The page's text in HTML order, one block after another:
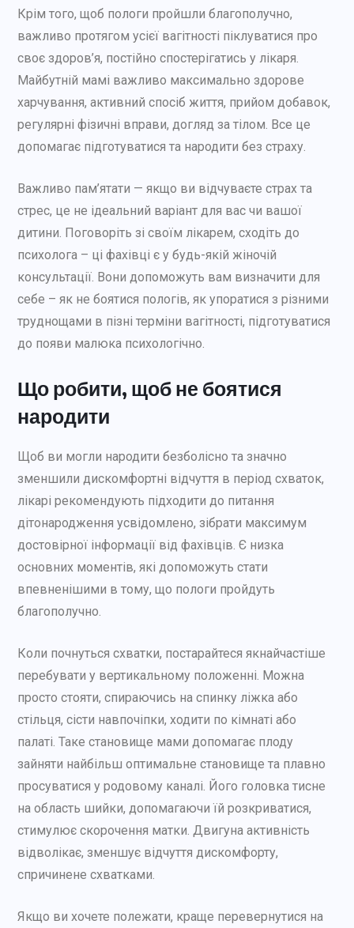
Крім того, щоб пологи пройшли благополучно,
важливо протягом усієї вагітності піклуватися про
своє здоров’я, постійно спостерігатись у лікаря.
Майбутній мамі важливо максимально здорове
харчування, активний спосіб життя, прийом добавок,
регулярні фізичні вправи, догляд за тілом. Все це
допомагає підготуватися та народити без страху.
Важливо пам’ятати — якщо ви відчуваєте страх та
стрес, це не ідеальний варіант для вас чи вашої
дитини. Поговоріть зі своїм лікарем, сходіть до
психолога – ці фахівці є у будь-якій жіночій
консультації. Вони допоможуть вам визначити для
себе – як не боятися пологів, як упоратися з різними
труднощами в пізні терміни вагітності, підготуватися
до появи малюка психологічно.
Що робити, щоб не боятися
народити
Щоб ви могли народити безболісно та значно
зменшили дискомфортні відчуття в період схваток,
лікарі рекомендують підходити до питання
дітонародження усвідомлено, зібрати максимум
достовірної інформації від фахівців. Є низка
основних моментів, які допоможуть стати
впевненішими в тому, що пологи пройдуть
благополучно.
Коли почнуться схватки, постарайтеся якнайчастіше
перебувати у вертикальному положенні. Можна
просто стояти, спираючись на спинку ліжка або
стільця, сісти навпочіпки, ходити по кімнаті або
палаті. Таке становище мами допомагає плоду
зайняти найбільш оптимальне становище та плавно
просуватися у родовому каналі. Його головка тисне
на область шийки, допомагаючи їй розкриватися,
стимулює скорочення матки. Двигуна активність
відволікає, зменшує відчуття дискомфорту,
спричинене схватками.
Якщо ви хочете полежати, краще перевернутися на